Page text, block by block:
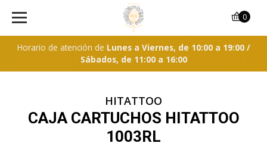
Horario de atención de Lunes a Viernes, de 10:00 a 19:00 /
Sábados, de 11:00 a 16:00
0
HITATTOO
CAJA CARTUCHOS HITATTOO
1003RL